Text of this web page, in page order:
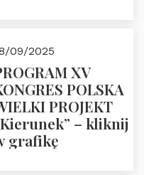
09/2025
XV
POLSKA
PROJEKT
– kliknij
grafikę